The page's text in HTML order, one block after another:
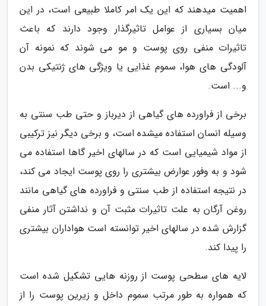
اهمیت میدهند که این یک امر کاملا طبیعی است، در این
میان بسیاری از عوامل تاثیرگذار وجود دارند که باعث
تاثیرات منفی روی پوست و مو می شوند که نمونه آن
آلودگی های هوا، سموم غذایی یا ویژگی های ژنتیکی بدن
و... است.
برخی از فراورده های گیاهی از دیرباز و حتی طب سنتی به
وسیله انسان استفاده میشده است، و برخی دیگر نیز ترکیبی
از مواد شیمیایی است که در سالهای اخیر گاها استفاده می
شود و به وفور عوارض بیشتری را روی پوست ایجاد می کند،
در نتیجه استفاده از طب سنتی و فراورده های گیاهی مانند
روغن آرگان به علت تاثیرات مثبت آن و نداشتن آثار منفی
گزارش شده در سالهای اخیر توانسته است هواداران بیشتری
را پیدا کند.
لایه های سطحی پوست از روزنه هایی تشکیل شده است
که همواره به طور مرتب سموم داخل و زیرین پوست را از